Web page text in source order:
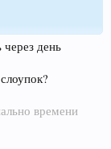
день
времени